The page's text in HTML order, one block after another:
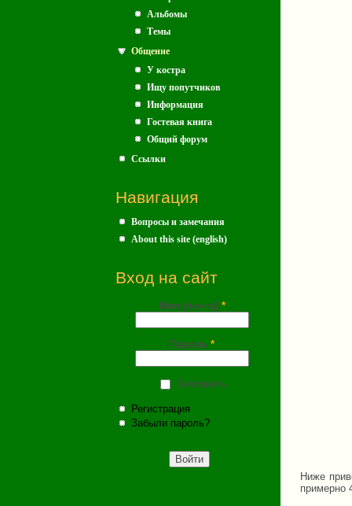
Альбомы
Темы
Общение
У костра
Ищу попутчиков
Информация
Гостевая книга
Общий форум
Ссылки
Навигация
Вопросы и замечания
About this site (english)
Вход на сайт
Имя (почта) *
Пароль *
Запомнить
Регистрация
Забыли пароль?
Ниже
примерно